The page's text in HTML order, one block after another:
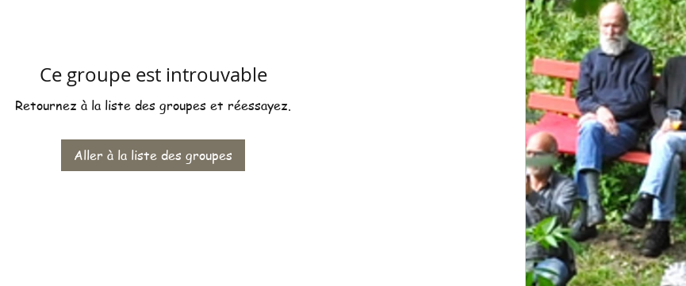
Ce groupe est introuvable
Retournez à la liste des groupes et réessayez.
Aller à la liste des groupes